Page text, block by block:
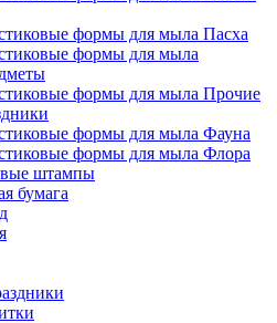
формы для мыла Пасха
формы для мыла
формы для мыла Прочие
формы для мыла Фауна
формы для мыла Флора
штампы
бумага